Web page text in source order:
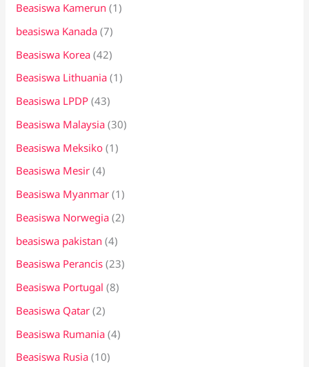
Beasiswa Kamerun (1)
beasiswa Kanada (7)
Beasiswa Korea (42)
Beasiswa Lithuania (1)
Beasiswa LPDP (43)
Beasiswa Malaysia (30)
Beasiswa Meksiko (1)
Beasiswa Mesir (4)
Beasiswa Myanmar (1)
Beasiswa Norwegia (2)
beasiswa pakistan (4)
Beasiswa Perancis (23)
Beasiswa Portugal (8)
Beasiswa Qatar (2)
Beasiswa Rumania (4)
Beasiswa Rusia (10)